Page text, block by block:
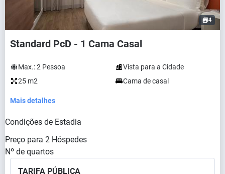
4
Standard PcD - 1 Cama Casal
Max.:2 Pessoa
Vista para a Cidade
25 m2
Cama de casal
Mais detalhes
Condições de Estadia
Preço para 2 Hóspedes
Nº de quartos
TARIFA PÚBLICA